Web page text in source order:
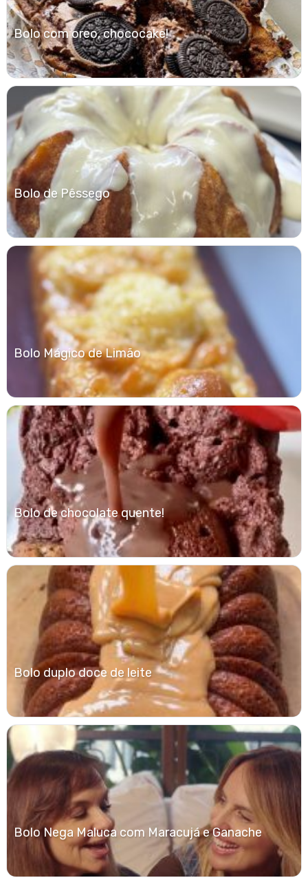
Bolo com oreo, chococake!
Bolo de Pêssego
Bolo Mágico de Limão
Bolo de chocolate quente!
Bolo duplo doce de leite
Bolo Nega Maluca com Maracujá e Ganache